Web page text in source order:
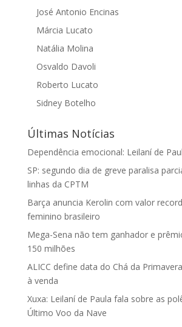
José Antonio Encinas
Márcia Lucato
Natália Molina
Osvaldo Davoli
Roberto Lucato
Sidney Botelho
Últimas Notícias
Dependência emocional: Leilaní de
SP: segundo dia de greve paralisa
linhas da CPTM
Barça anuncia Kerolin com valor
feminino brasileiro
Mega-Sena não tem ganhador e
150 milhões
ALICC define data do Chá da
à venda
Xuxa: Leilaní de Paula fala sobre as
Último Voo da Nave